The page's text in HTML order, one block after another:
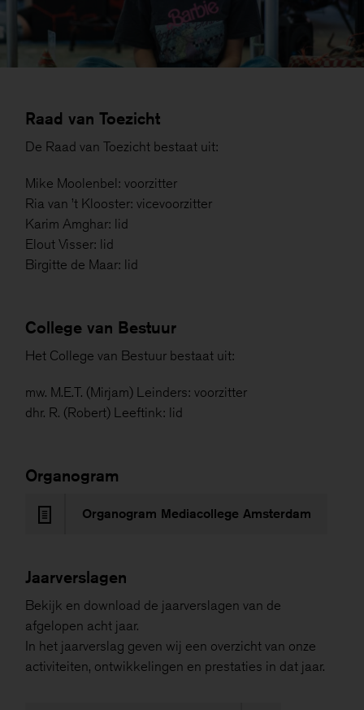
Raad van Toezicht
De Raad van Toezicht bestaat uit:
Mike Moolenbel: voorzitter
Ria van ’t Klooster: vicevoorzitter
Karim Amghar: lid
Elout Visser: lid
Birgitte de Maar: lid
College van Bestuur
Het College van Bestuur bestaat uit:
mw. M.E.T. (Mirjam) Leinders: voorzitter
dhr. R. (Robert) Leeftink: lid
Organogram
Organogram Mediacollege Amsterdam
Jaarverslagen
Bekijk en download de jaarverslagen van de
afgelopen acht jaar.
In het jaarverslag geven wij een overzicht van onze
activiteiten, ontwikkelingen en prestaties in dat jaar.